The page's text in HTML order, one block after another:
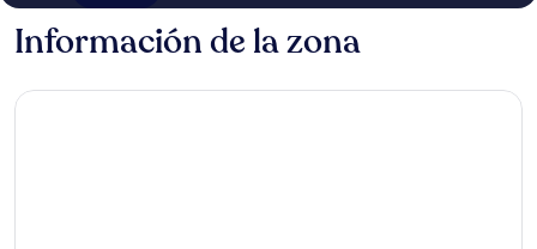
Información de la zona